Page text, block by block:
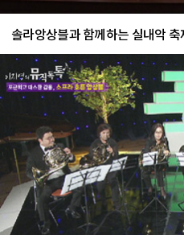
솔라앙상블과 함께하는 실내악 축